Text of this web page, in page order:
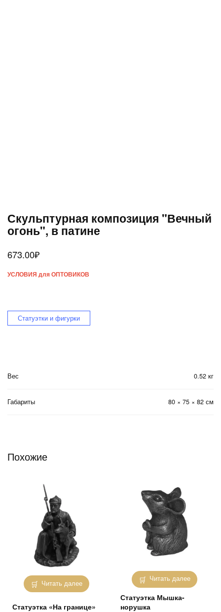
Скульптурная композиция "Вечный
огонь", в патине
673.00₽
УСЛОВИЯ для ОПТОВИКОВ
Статуэтки и фигурки
Вес 0.52 кг
Габариты 80 × 75 × 82 см
Похожие
Читать далее
Статуэтка «На границе»
Читать далее
Статуэтка Мышка-
норушка